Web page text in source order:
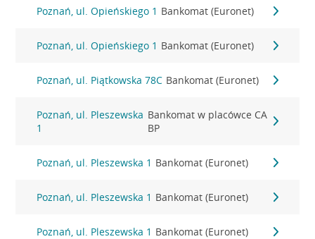
Poznań, ul. Opieńskiego 1 Bankomat (Euronet)
Poznań, ul. Opieńskiego 1 Bankomat (Euronet)
Poznań, ul. Piątkowska 78C Bankomat (Euronet)
Poznań, ul. Pleszewska
1
Bankomat w placówce CA
BP
Poznań, ul. Pleszewska 1 Bankomat (Euronet)
Poznań, ul. Pleszewska 1 Bankomat (Euronet)
Poznań, ul. Pleszewska 1 Bankomat (Euronet)